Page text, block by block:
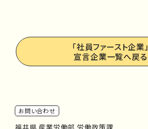
「社員ファースト企業」
宣言企業一覧へ戻る
お問い合わせ
福井県 産業労働部 労働政策課